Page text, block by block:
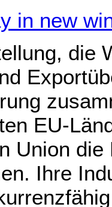
in new
die
EU-
Union die
Ihre